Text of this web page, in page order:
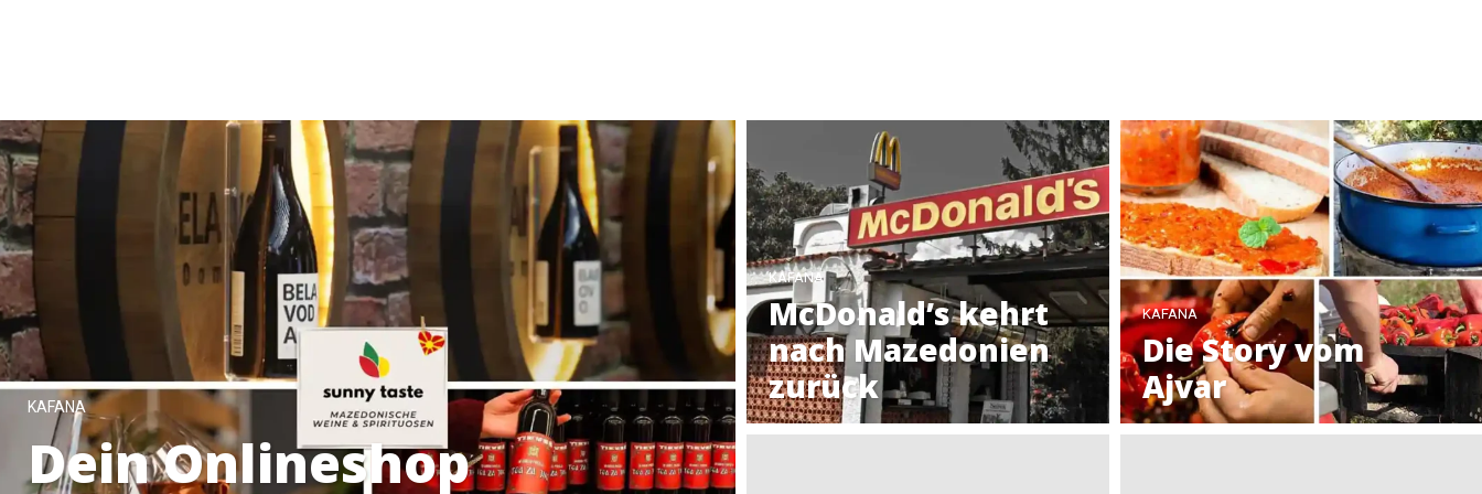
KAFANA
Dein Onlineshop
KAFANA
McDonald’s kehrt
nach Mazedonien
zurück
KAFANA
Die Story vom
Ajvar